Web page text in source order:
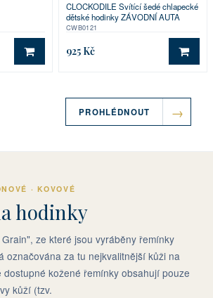
DO KOŠÍKU
CLOCKODILE Svítící šedé chlapecké
dětské hodinky ZÁVODNÍ AUTA
CWB0121
925 Kč DO
PROHLÉDNOUT
· KOVOVÉ
hodinky
ze které jsou vyráběny řemínky
označována za tu nejkvalitnější kůži na
dostupné kožené řemínky obsahují pouze
kůží (tzv.